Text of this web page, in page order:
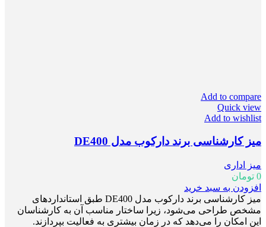
Add to compare
Quick view
Add to wishlist
میز کارشناسی برند دارکوب مدل DE400
میز اداری
0 تومان
افزودن به سبد خرید
میز کارشناسی برند دارکوب مدل DE400 طبق استانداردهای
مشخص طراحی می‌شود، زیرا ساختار مناسب آن‌ به کارشناسان
این امکان را می‌دهد که در زمان بیشتری به فعالیت بپردازند.